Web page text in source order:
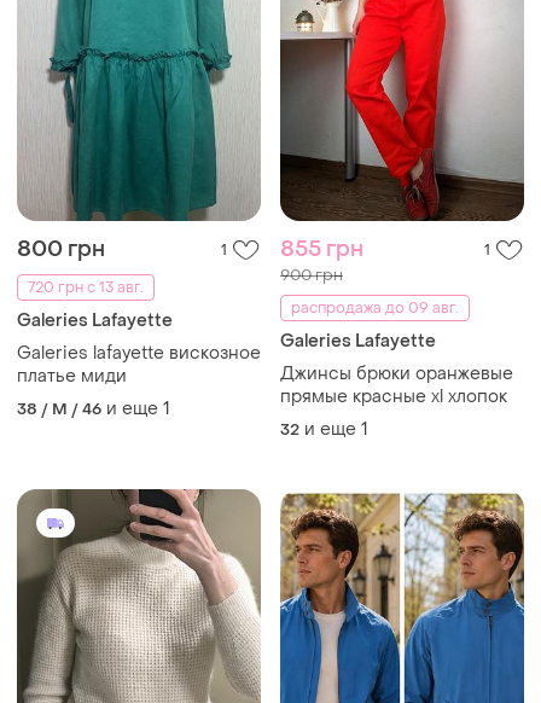
800 грн
1
720 грн с 13 авг.
Galeries Lafayette
Galeries lafayette вискозное
платье миди
38 / M / 46 и еще 1
855 грн 1
900 грн
распродажа до 09 авг.
Galeries Lafayette
Джинсы брюки оранжевые
прямые красные xl хлопок
32 и еще 1